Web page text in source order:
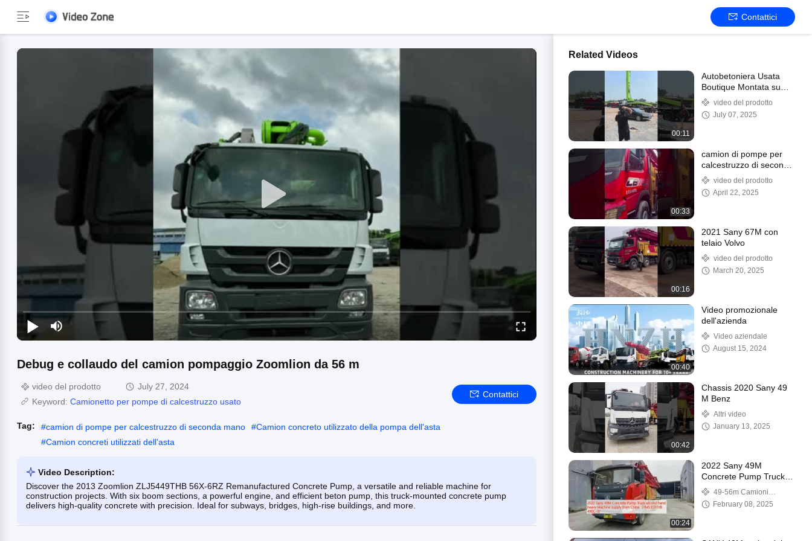
Contattici
Debug e collaudo del camion pompaggio Zoomlion da 56 m
video del prodotto
July 27, 2024
Keyword: Camionetto per pompe di calcestruzzo usato
Contattici
Tag: #camion di pompe per calcestruzzo di seconda mano #Camion concreto utilizzato della pompa dell'asta
#Camion concreti utilizzati dell'asta
Video Description:
Discover the 2013 Zoomlion ZLJ5449THB 56X-6RZ Remanufactured Concrete Pump, a versatile and reliable machine for
construction projects. With six boom sections, a powerful engine, and efficient beton pump, this truck-mounted concrete pump
delivers high-quality concrete with precision. Ideal for subways, bridges, high-rise buildings, and more.
Related Videos
00:11
Autobetoniera Usata
Boutique Montata su
Camion Anno 2021
Zoomlion 63M con
Telaio Mercedes-Benz
video del prodotto
July 07, 2025
00:33
camion di pompe per
calcestruzzo di seconda
manovideo del prodotto
April 22, 2025
00:16
2021 Sany 67M con
telaio Volvo
video del prodotto
March 20, 2025
00:40
Video promozionale
dell'azienda
Video aziendale
August 15, 2024
00:42
Chassis 2020 Sany 49
M Benz
Altri video
January 13, 2025
00:24
2022 Sany 49M
Concrete Pump Truck
Usato fornitura di
macchine pesanti dalla
Cina SYM5359THB
49-56m Camioni
pompatori
February 08, 2025